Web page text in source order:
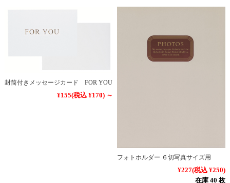
封筒付きメッセージカード FOR YOU
¥155(税込 ¥170) ～
フォトホルダー ６切写真サイズ用
¥227(税込 ¥250)
在庫 40 枚